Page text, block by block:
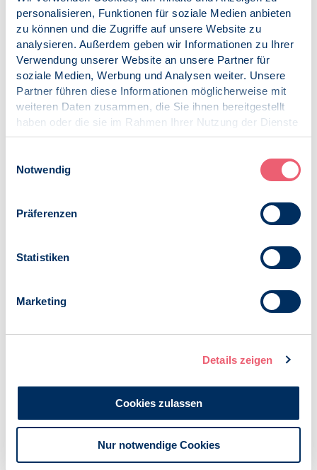
personalisieren, Funktionen für soziale Medien anbieten
zu können und die Zugriffe auf unsere Website zu
analysieren. Außerdem geben wir Informationen zu Ihrer
Verwendung unserer Website an unsere Partner für
soziale Medien, Werbung und Analysen weiter. Unsere
Partner führen diese Informationen möglicherweise mit
weiteren Daten zusammen, die Sie ihnen bereitgestellt
haben oder die sie im Rahmen Ihrer Nutzung der Dienste
gesammelt haben.
Notwendig
Präferenzen
Statistiken
Marketing
Details zeigen
Cookies zulassen
Nur notwendige Cookies
Krankenkasse zu den Schreiben und dem aktuellen
Verfahren bezüglich Fernbehandlung in der
außervertraglichen Psychotherapie.
Eine unbürokratische Lösung zur Fernbehandlung
während der Corona-Pandemie, bspw. indem
antraglos Videotelefonie und Telefonate abgerechnet
werden dürfen (z. B. regulär nach GOÄ/GOP 861, 863
öffentlich einsehbar mitteilen.
Patienten und Patientinnen, die eine außervertragliche
Psychotherapie in Anspruch nehmen müssen, weil
beschafft werden konnte.
Psychotherapeutenkammern für die Bedürfnisse von
SK VPP
Ambulante Versorgung
Außervertragliche Psychotherapie
VPP-Stellungnahmen